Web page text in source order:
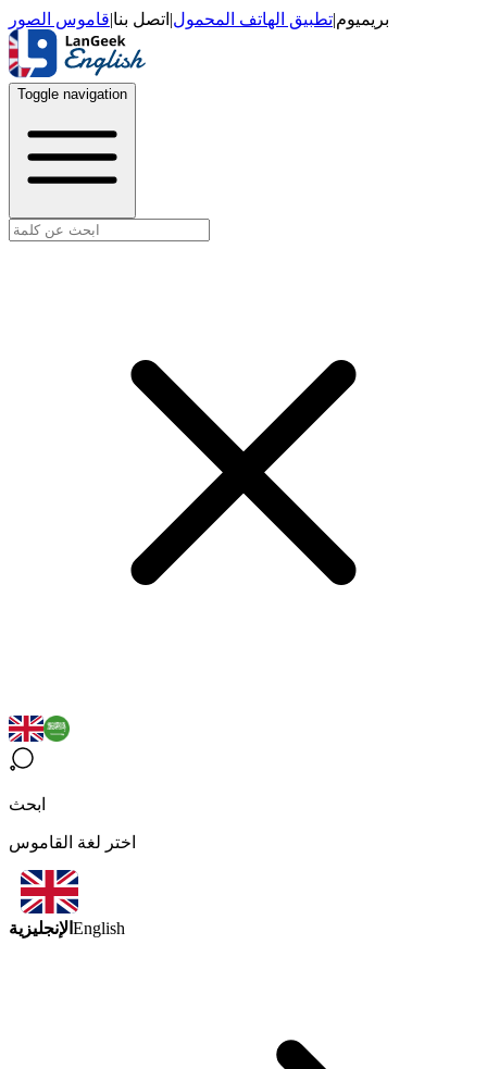
بريميوم|تطبيق الهاتف المحمول| اتصل بنا|قاموس الصور
Toggle navigation
ابحث
اختر لغة القاموس
الإنجليزية English